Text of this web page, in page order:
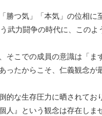
勝つ気」「本気」の位相に
武力闘争の時代に、この
そこでの成員の意識は「ま
ったからこそ、仁義観念が
的な生存圧力に晒されてお
人』という観念は存在しま